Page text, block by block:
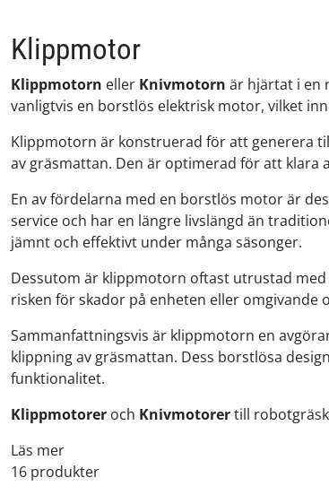
Klippmotor
Klippmotorn eller Knivmotorn är hjärtat i en
vanligtvis en borstlös elektrisk motor, vilket
Klippmotorn är konstruerad för att generera
av gräsmattan. Den är optimerad för att
En av fördelarna med en borstlös motor är
service och har en längre livslängd än
jämnt och effektivt under många säsonger.
Dessutom är klippmotorn oftast utrustad
risken för skador på enheten eller
Sammanfattningsvis är klippmotorn en
klippning av gräsmattan. Dess borstlösa
funktionalitet.
Klippmotorer och Knivmotorertill
Läs mer
16 produkter